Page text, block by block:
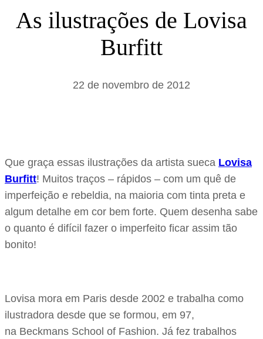
a
As ilustrações de Lovisa
Burfitt
22 de novembro de 2012
Que graça essas ilustrações da artista sueca Lovisa
Burfitt! Muitos traços – rápidos – com um quê de
imperfeição e rebeldia, na maioria com tinta preta e
algum detalhe em cor bem forte. Quem desenha sabe
o quanto é difícil fazer o imperfeito ficar assim tão
bonito!
Lovisa mora em Paris desde 2002 e trabalha como
ilustradora desde que se formou, em 97,
na Beckmans School of Fashion. Já fez trabalhos